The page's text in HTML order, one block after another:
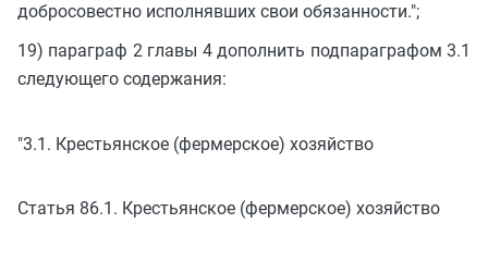
добросовестно исполнявших свои обязанности.";
19) параграф 2 главы 4 дополнить подпараграфом 3.1
следующего содержания:
"3.1. Крестьянское (фермерское) хозяйство
Статья 86.1. Крестьянское (фермерское) хозяйство